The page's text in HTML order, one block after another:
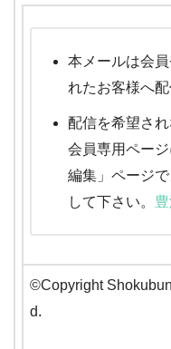
本メールは会
れたお客様へ
配信を希望さ
会員専用ペー
編集」ページ
して下さい。
©Copyright
d.